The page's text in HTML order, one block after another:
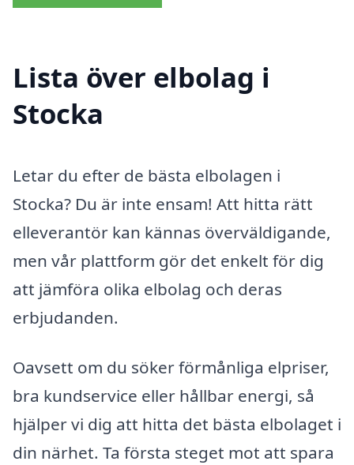
Lista över elbolag i
Stocka
Letar du efter de bästa elbolagen i
Stocka? Du är inte ensam! Att hitta rätt
elleverantör kan kännas överväldigande,
men vår plattform gör det enkelt för dig
att jämföra olika elbolag och deras
erbjudanden.
Oavsett om du söker förmånliga elpriser,
bra kundservice eller hållbar energi, så
hjälper vi dig att hitta det bästa elbolaget i
din närhet. Ta första steget mot att spara